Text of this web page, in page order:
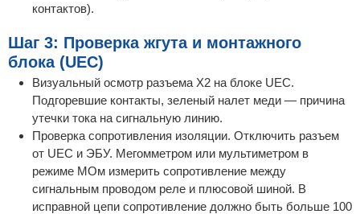
контактов).
Шаг 3: Проверка жгута и монтажного
блока (UEC)
Визуальный осмотр разъема Х2 на блоке UEC.
Подгоревшие контакты, зеленый налет меди — причина
утечки тока на сигнальную линию.
Проверка сопротивления изоляции. Отключить разъем
от UEC и ЭБУ. Мегомметром или мультиметром в
режиме МОм измерить сопротивление между
сигнальным проводом реле и плюсовой шиной. В
исправной цепи сопротивление должно быть больше 100